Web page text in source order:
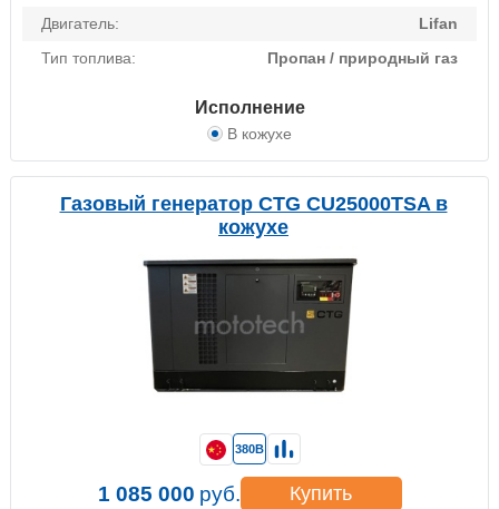
Двигатель:
Lifan
Тип топлива:
Пропан / природный газ
Исполнение
В кожухе
Газовый генератор CTG CU25000TSA в
кожухе
380В
1 085 000 руб. Купить